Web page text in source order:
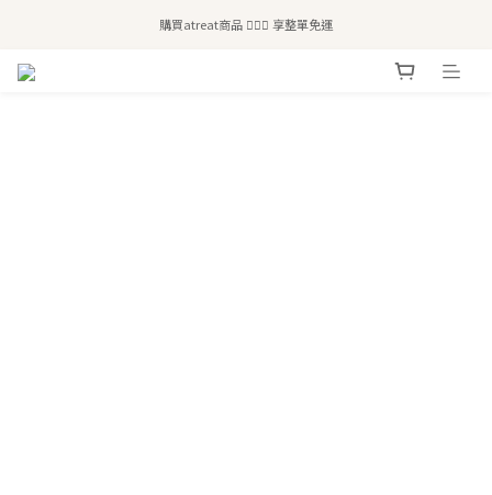
全站滿$2,500免運｜6/30前 含新品滿$1,300超取免運
購買atreat商品 💆🏻‍♀️ 享整單免運